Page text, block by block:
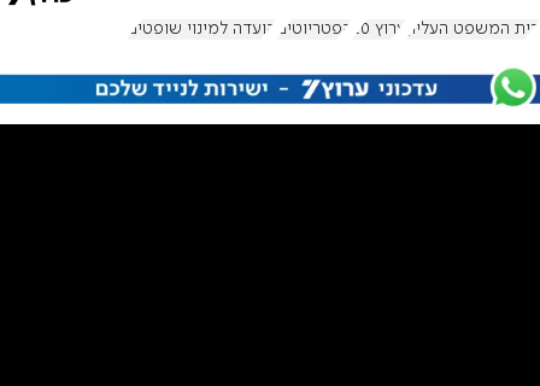
בית המשפט העליון ערוץ 20 הפטריוטים הועדה למינוי שופטים